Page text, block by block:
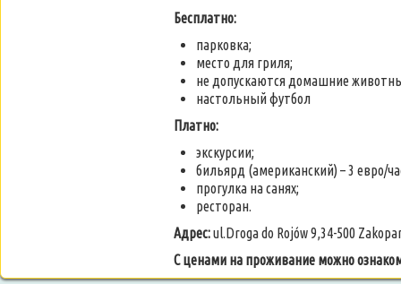
Бесплатно:
парковка;
место для гриля;
не допускаются домашние
настольный футбол
Платно:
экскурсии;
бильярд (американский) – 3 евро/
прогулка на санях;
ресторан.
Адрес:ul.Droga do Rojów 9,34-500
С ценами на проживание можно